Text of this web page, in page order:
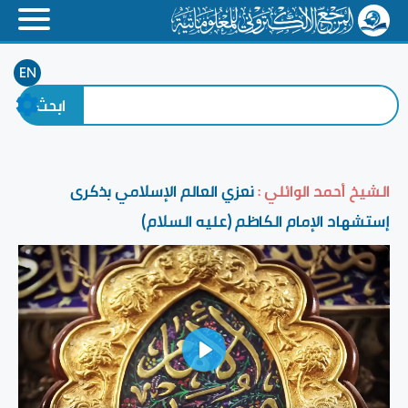
EN
الشيخ أحمد الوائلي :نعزي العالم الإسلامي بذكرى
إستشهاد الإمام الكاظم (عليه السلام)
Play